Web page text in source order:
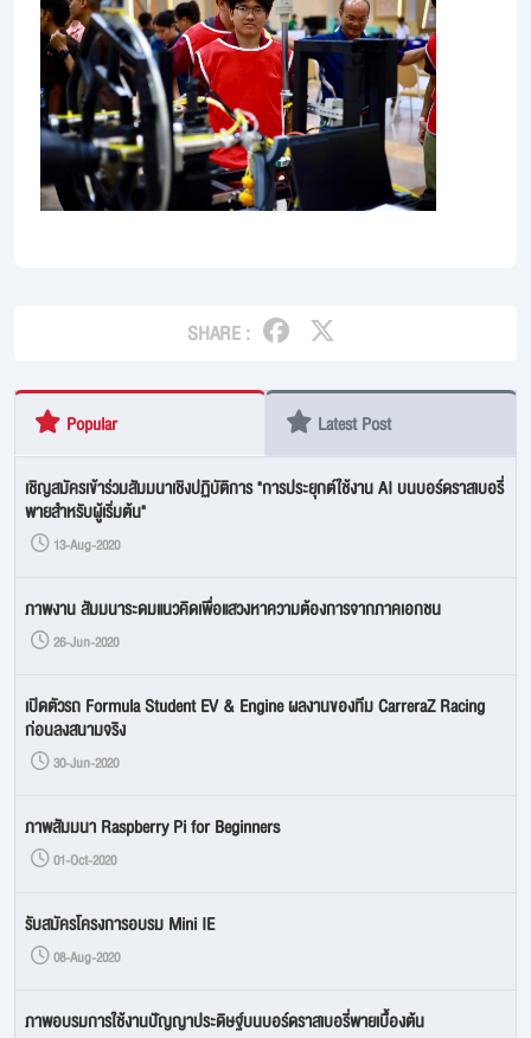
SHARE :
Popular Latest Post
เชิญสมัครเข้าร่วมสัมมนาเชิงปฏิบัติการ "การประยุกต์ใช้งาน AI บนบอร์ดราสเบอรี่
พายสำหรับผู้เริ่มต้น"
13-Aug-2020
ภาพงาน สัมมนาระดมแนวคิดเพื่อแสวงหาความต้องการจากภาคเอกชน
26-Jun-2020
เปิดตัวรถ Formula Student EV & Engine ผลงานของทีม CarreraZ Racing
ก่อนลงสนามจริง
30-Jun-2020
ภาพสัมมนา Raspberry Pi for Beginners
01-Oct-2020
รับสมัครโครงการอบรม Mini IE
08-Aug-2020
ภาพอบรมการใช้งานปัญญาประดิษฐ์บนบอร์ดราสเบอรี่พายเบื้องต้น